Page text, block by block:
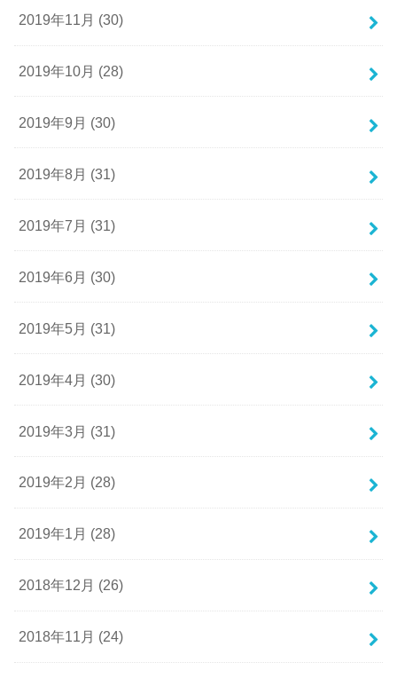
2019年11月 (30)
2019年10月 (28)
2019年9月 (30)
2019年8月 (31)
2019年7月 (31)
2019年6月 (30)
2019年5月 (31)
2019年4月 (30)
2019年3月 (31)
2019年2月 (28)
2019年1月 (28)
2018年12月 (26)
2018年11月 (24)